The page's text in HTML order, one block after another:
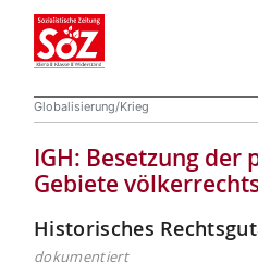
Globalisierung/Krieg
IGH: Besetzung der
Gebiete
Historisches
dokumentiert